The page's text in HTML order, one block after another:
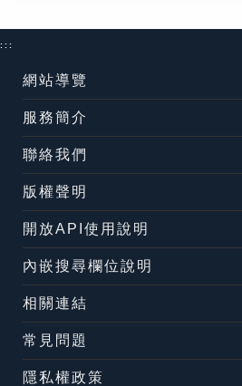
:::
網站導覽
服務簡介
聯絡我們
版權聲明
開放API使用說明
內嵌搜尋欄位說明
相關連結
常見問題
隱私權政策